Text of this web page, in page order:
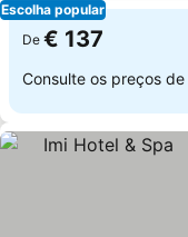
Escolha popular
De € 137
Consulte os preços de